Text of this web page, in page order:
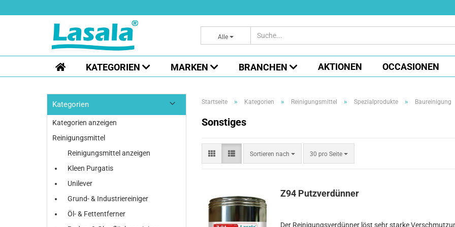
Alle
KATEGORIEN MARKEN BRANCHEN AKTIONEN OCCASIONEN
Startseite » Kategorien » Reinigungsmittel » Spezialprodukte » Baureinigung
Sonstiges
Sortieren nach
Sortieren
nach
30 pro Seite
pro Seite
Z94 Putzverdünner
Der Reinigungsverdünner löst sehr starke
Kategorien
Kategorien anzeigen
Reinigungsmittel
Reinigungsmittel anzeigen
Kleen Purgatis
Unilever
Grund- & Industriereiniger
Öl- & Fettentferner